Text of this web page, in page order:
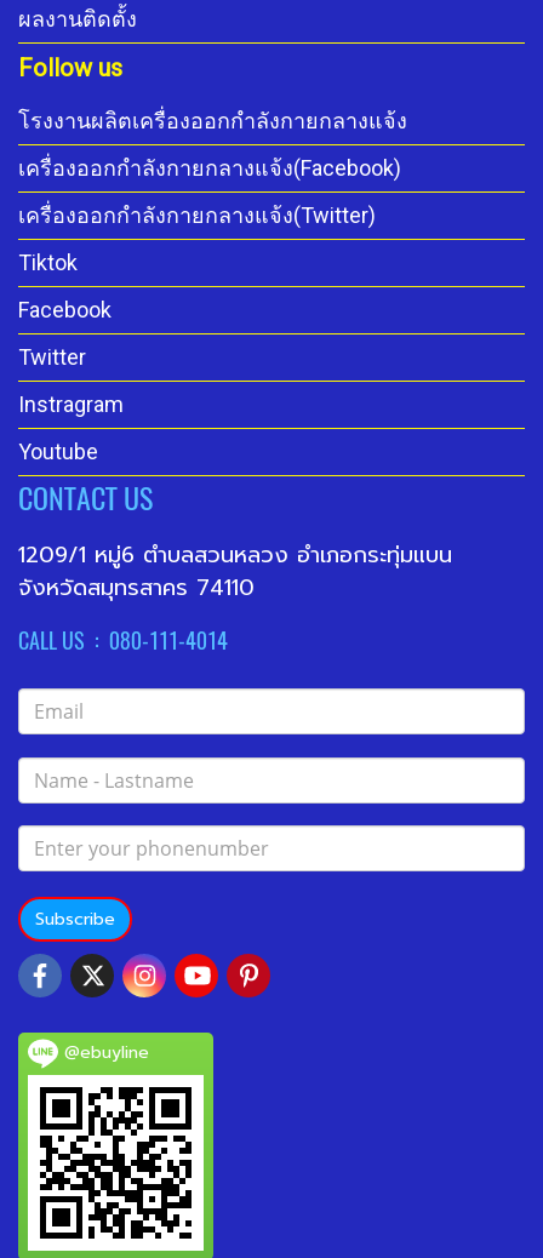
ผลงานติดตั้ง
Follow us
โรงงานผลิตเครื่องออกกำลังกายกลางแจ้ง
เครื่องออกกำลังกายกลางแจ้ง(Facebook)
เครื่องออกกำลังกายกลางแจ้ง(Twitter)
Tiktok
Facebook
Twitter
Instragram
Youtube
CONTACT US
1209/1 หมู่6 ตำบลสวนหลวง อำเภอกระทุ่มแบน
จังหวัดสมุทรสาคร 74110
CALL US : 080-111-4014
Subscribe
@ebuyline